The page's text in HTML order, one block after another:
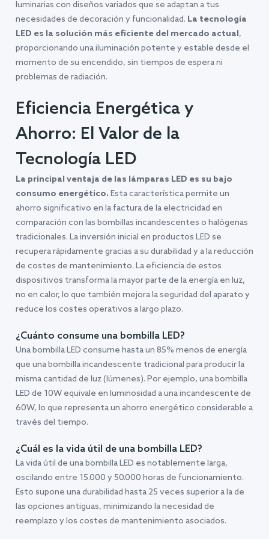
luminarias con diseños variados que se adaptan a tus
necesidades de decoración y funcionalidad. La tecnología
LED es la solución más eficiente del mercado actual,
proporcionando una iluminación potente y estable desde el
momento de su encendido, sin tiempos de espera ni
problemas de radiación.
Eficiencia Energética y
Ahorro: El Valor de la
Tecnología LED
La principal ventaja de las lámparas LED es su bajo
consumo energético. Esta característica permite un
ahorro significativo en la factura de la electricidad en
comparación con las bombillas incandescentes o halógenas
tradicionales. La inversión inicial en productos LED se
recupera rápidamente gracias a su durabilidad y a la reducción
de costes de mantenimiento. La eficiencia de estos
dispositivos transforma la mayor parte de la energía en luz,
no en calor, lo que también mejora la seguridad del aparato y
reduce los costes operativos a largo plazo.
¿Cuánto consume una bombilla LED?
Una bombilla LED consume hasta un 85% menos de energía
que una bombilla incandescente tradicional para producir la
misma cantidad de luz (lúmenes). Por ejemplo, una bombilla
LED de 10W equivale en luminosidad a una incandescente de
60W, lo que representa un ahorro energético considerable a
través del tiempo.
¿Cuál es la vida útil de una bombilla LED?
La vida útil de una bombilla LED es notablemente larga,
oscilando entre 15.000 y 50.000 horas de funcionamiento.
Esto supone una durabilidad hasta 25 veces superior a la de
las opciones antiguas, minimizando la necesidad de
reemplazo y los costes de mantenimiento asociados.